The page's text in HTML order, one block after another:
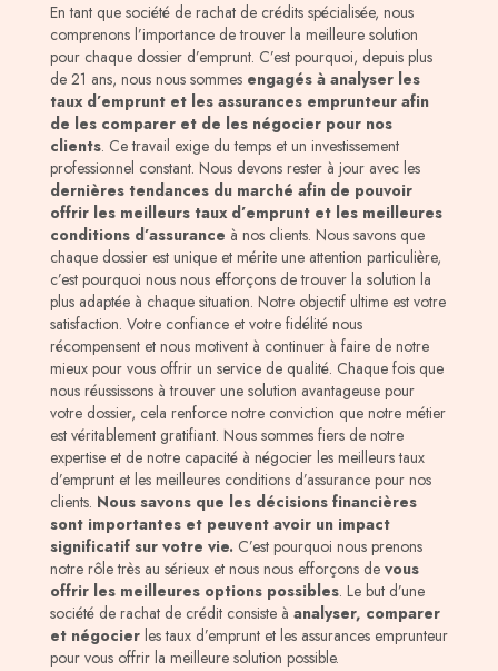
En tant que société de rachat de crédits spécialisée, nous
comprenons l’importance de trouver la meilleure solution
pour chaque dossier d’emprunt. C’est pourquoi, depuis plus
de 21 ans, nous nous sommes engagés à analyser les
taux d’emprunt et les assurances emprunteur afin
de les comparer et de les négocier pour nos
clients. Ce travail exige du temps et un investissement
professionnel constant. Nous devons rester à jour avec les
dernières tendances du marché afin de pouvoir
offrir les meilleurs taux d’emprunt et les meilleures
conditions d’assurance à nos clients. Nous savons que
chaque dossier est unique et mérite une attention particulière,
c’est pourquoi nous nous efforçons de trouver la solution la
plus adaptée à chaque situation. Notre objectif ultime est votre
satisfaction. Votre confiance et votre fidélité nous
récompensent et nous motivent à continuer à faire de notre
mieux pour vous offrir un service de qualité. Chaque fois que
nous réussissons à trouver une solution avantageuse pour
votre dossier, cela renforce notre conviction que notre métier
est véritablement gratifiant. Nous sommes fiers de notre
expertise et de notre capacité à négocier les meilleurs taux
d’emprunt et les meilleures conditions d’assurance pour nos
clients. Nous savons que les décisions financières
sont importantes et peuvent avoir un impact
significatif sur votre vie. C’est pourquoi nous prenons
notre rôle très au sérieux et nous nous efforçons de vous
offrir les meilleures options possibles. Le but d’une
société de rachat de crédit consiste à analyser, comparer
et négocierles taux d’emprunt et les assurances emprunteur
pour vous offrir la meilleure solution possible.